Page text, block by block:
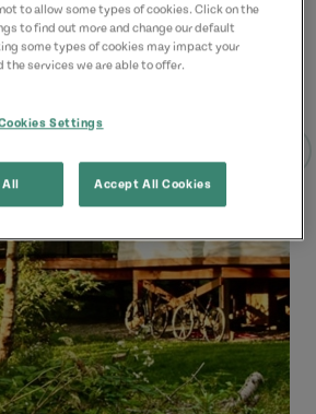
to allow some types of cookies. Click on the
to find out more and change our default
some types of cookies may impact your
the services we are able to offer.
Settings
All Accept All Cookies